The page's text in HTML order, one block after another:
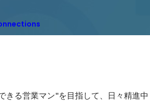
きる営業マン"を目指して、日々精進